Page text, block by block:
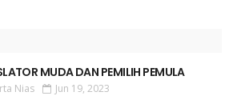
MUDA DAN PEMILIH PEMULA
Nias Jun 19, 2023